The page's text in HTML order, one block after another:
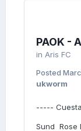
PAOK -
in Aris FC
Posted
ukworm
-----
Sund Rose